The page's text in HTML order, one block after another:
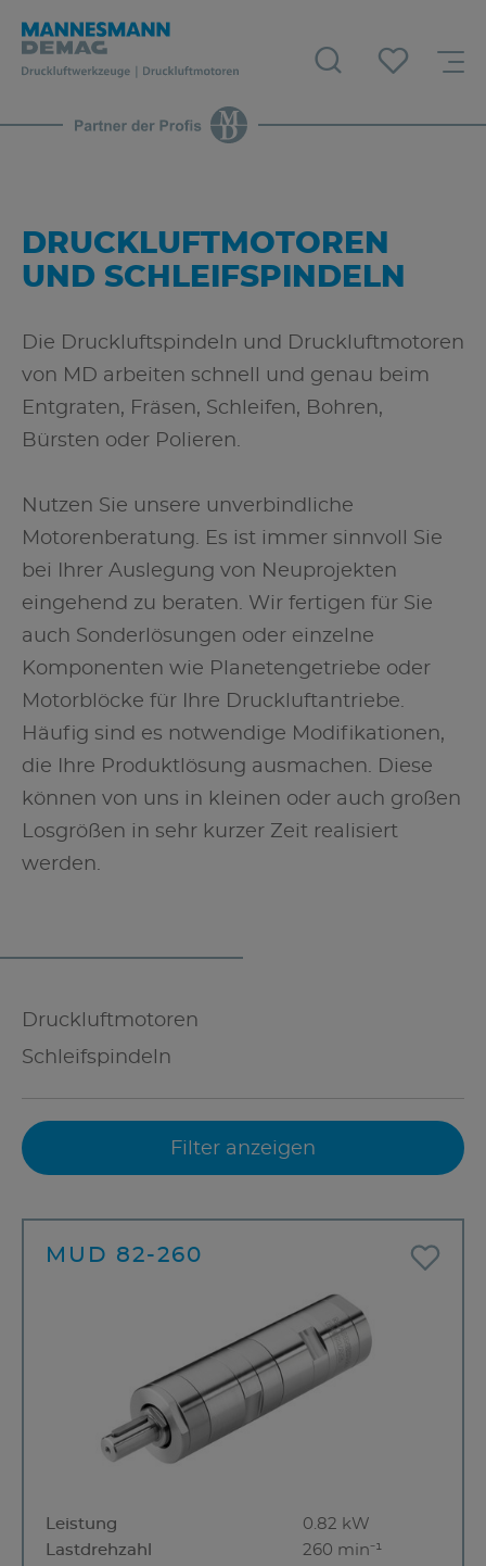
DRUCKLUFTMOTOREN
UND SCHLEIFSPINDELN
Die Druckluftspindeln und Druckluftmotoren
von MD arbeiten schnell und genau beim
Entgraten, Fräsen, Schleifen, Bohren,
Bürsten oder Polieren.
Nutzen Sie unsere unverbindliche
Motorenberatung. Es ist immer sinnvoll Sie
bei Ihrer Auslegung von Neuprojekten
eingehend zu beraten. Wir fertigen für Sie
auch Sonderlösungen oder einzelne
Komponenten wie Planetengetriebe oder
Motorblöcke für Ihre Druckluftantriebe.
Häufig sind es notwendige Modifikationen,
die Ihre Produktlösung ausmachen. Diese
können von uns in kleinen oder auch großen
Losgrößen in sehr kurzer Zeit realisiert
werden.
Druckluftmotoren
Schleifspindeln
Filter anzeigen
MUD 82-260
Leistung
0.82 kW
Lastdrehzahl
260 min⁻¹